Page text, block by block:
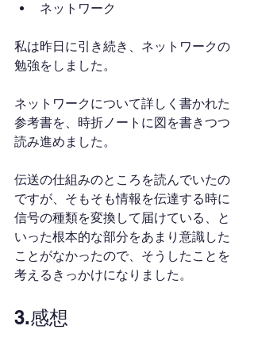
ネットワーク
私は昨日に引き続き、ネットワークの
勉強をしました。
ネットワークについて詳しく書かれた
参考書を、時折ノートに図を書きつつ
読み進めました。
伝送の仕組みのところを読んでいたの
ですが、そもそも情報を伝達する時に
信号の種類を変換して届けている、と
いった根本的な部分をあまり意識した
ことがなかったので、そうしたことを
考えるきっかけになりました。
3.感想